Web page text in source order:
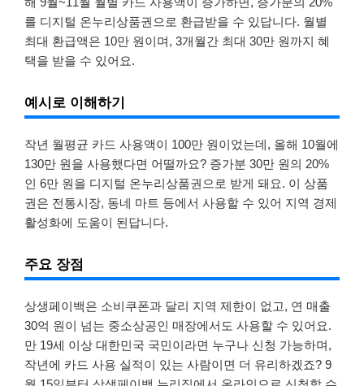
를 디지털 온누리상품권으로 환급받을 수 있답니다. 월별
최대 환급액은 10만 원이며, 3개월간 최대 30만 원까지 혜
택을 받을 수 있어요.
예시로 이해하기
작년 월평균 카드 사용액이 100만 원이었는데, 올해 10월에
130만 원을 사용했다면 어떨까요? 증가분 30만 원의 20%
인 6만 원을 디지털 온누리상품권으로 받게 돼요. 이 상품
권은 전통시장, 동네 마트 등에서 사용할 수 있어 지역 경제
활성화에 도움이 된답니다.
주요 장점
상생페이백은 소비쿠폰과 달리 지역 제한이 없고, 연 매출
30억 원이 넘는 중소상공인 매장에서도 사용할 수 있어요.
만 19세 이상 대한민국 국민이라면 누구나 신청 가능하며,
작년에 카드 사용 실적이 있는 사람이면 더 유리하겠죠? 9